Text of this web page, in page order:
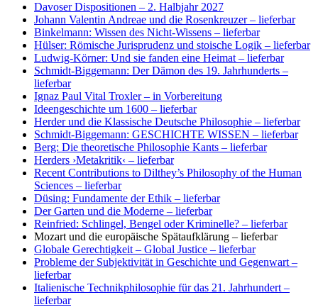
Davoser Dispositionen – 2. Halbjahr 2027
Johann Valentin Andreae und die Rosenkreuzer– lieferbar
Binkelmann: Wissen des Nicht-Wissens – lieferbar
Hülser: Römische Jurisprudenz und stoische Logik – lieferbar
Ludwig-Körner: Und sie fanden eine Heimat – lieferbar
Schmidt-Biggemann: Der Dämon des 19. Jahrhunderts –
lieferbar
Ignaz Paul Vital Troxler– in Vorbereitung
Ideengeschichte um 1600 – lieferbar
Herder und die Klassische Deutsche Philosophie – lieferbar
Schmidt-Biggemann: GESCHICHTE WISSEN – lieferbar
Berg: Die theoretische Philosophie Kants – lieferbar
Herders ›Metakritik‹ – lieferbar
Recent Contributions to Dilthey’s Philosophy of the Human
Sciences – lieferbar
Düsing: Fundamente der Ethik – lieferbar
Der Garten und die Moderne – lieferbar
Reinfried: Schlingel, Bengel oder Kriminelle? – lieferbar
Mozart und die europäische Spätaufklärung – lieferbar
Globale Gerechtigkeit – Global Justice – lieferbar
Probleme der Subjektivität in Geschichte und Gegenwart –
lieferbar
Italienische Technikphilosophie für das 21. Jahrhundert –
lieferbar